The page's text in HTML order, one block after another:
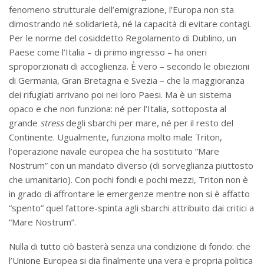
fenomeno strutturale dell’emigrazione, l’Europa non sta
dimostrando né solidarietà, né la capacità di evitare contagi.
Per le norme del cosiddetto Regolamento di Dublino, un
Paese come l’Italia – di primo ingresso – ha oneri
sproporzionati di accoglienza. È vero – secondo le obiezioni
di Germania, Gran Bretagna e Svezia – che la maggioranza
dei rifugiati arrivano poi nei loro Paesi. Ma è un sistema
opaco e che non funziona: né per l’Italia, sottoposta al
grande stressdegli sbarchi per mare, né per il resto del
Continente. Ugualmente, funziona molto male Triton,
l’operazione navale europea che ha sostituito “Mare
Nostrum” con un mandato diverso (di sorveglianza piuttosto
che umanitario). Con pochi fondi e pochi mezzi, Triton non è
in grado di affrontare le emergenze mentre non si è affatto
“spento” quel fattore-spinta agli sbarchi attribuito dai critici a
“Mare Nostrum”.
Nulla di tutto ciò basterà senza una condizione di fondo: che
l’Unione Europea si dia finalmente una vera e propria politica